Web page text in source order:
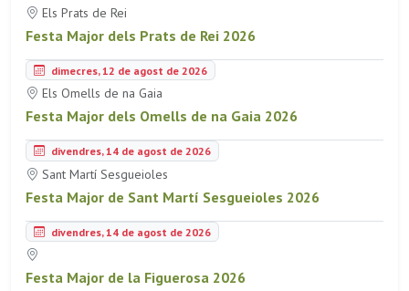
Els Prats de Rei
Festa Major dels Prats de Rei 2026
dimecres, 12 de agost de 2026
Els Omells de na Gaia
Festa Major dels Omells de na Gaia 2026
divendres, 14 de agost de 2026
Sant Martí Sesgueioles
Festa Major de Sant Martí Sesgueioles 2026
divendres, 14 de agost de 2026
Festa Major de la Figuerosa 2026